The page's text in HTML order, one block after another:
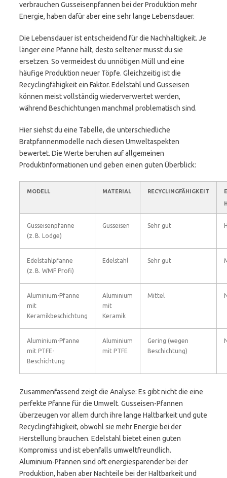
verbrauchen Gusseisenpfannen bei der Produktion mehr
Energie, haben dafür aber eine sehr lange Lebensdauer.
Die Lebensdauer ist entscheidend für die Nachhaltigkeit. Je
länger eine Pfanne hält, desto seltener musst du sie
ersetzen. So vermeidest du unnötigen Müll und eine
häufige Produktion neuer Töpfe. Gleichzeitig ist die
Recyclingfähigkeit ein Faktor. Edelstahl und Gusseisen
können meist vollständig wiederverwertet werden,
während Beschichtungen manchmal problematisch sind.
Hier siehst du eine Tabelle, die unterschiedliche
Bratpfannenmodelle nach diesen Umweltaspekten
bewertet. Die Werte beruhen auf allgemeinen
Produktinformationen und geben einen guten Überblick:
MODELL MATERIAL RECYCLINGFÄHIGKEIT
Gusseisenpfanne
(z. B. Lodge)
Gusseisen Sehr gut
Edelstahlpfanne
(z. B. WMF Profi)
Edelstahl Sehr gut
Aluminium-Pfanne
mit
Keramikbeschichtung
Aluminium
mit
Keramik
Mittel
Aluminium-Pfanne
mit PTFE-
Beschichtung
Aluminium
mit PTFE
Gering (wegen
Beschichtung)
Zusammenfassend zeigt die Analyse: Es gibt nicht die eine
perfekte Pfanne für die Umwelt. Gusseisen-Pfannen
überzeugen vor allem durch ihre lange Haltbarkeit und gute
Recyclingfähigkeit, obwohl sie mehr Energie bei der
Herstellung brauchen. Edelstahl bietet einen guten
Kompromiss und ist ebenfalls umweltfreundlich.
Aluminium-Pfannen sind oft energiesparender bei der
Produktion, haben aber Nachteile bei der Haltbarkeit und